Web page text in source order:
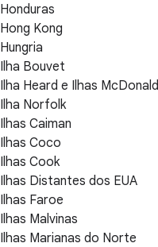
Honduras
Hong Kong
Hungria
Ilha Bouvet
Ilha Heard e Ilhas McDonald
Ilha Norfolk
Ilhas Caiman
Ilhas Coco
Ilhas Cook
Ilhas Distantes dos EUA
Ilhas Faroe
Ilhas Malvinas
Ilhas Marianas do Norte